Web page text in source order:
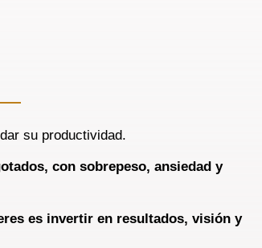
su productividad.
con sobrepeso, ansiedad y
es invertir en resultados, visión y